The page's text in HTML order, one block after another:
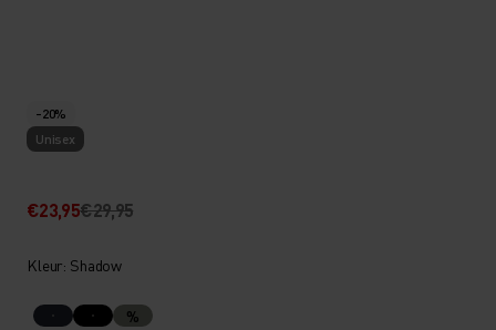
-20%
Unisex
€23,95€29,95
Kleur: Shadow
%